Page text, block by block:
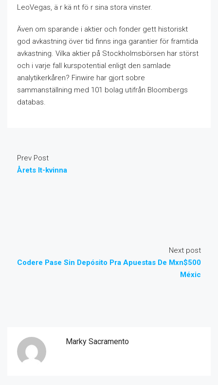
LeoVegas, ä r kä nt fö r sina stora vinster.
Även om sparande i aktier och fonder gett historiskt
god avkastning över tid finns inga garantier för framtida
avkastning. Vilka aktier på Stockholmsbörsen har störst
och i varje fall kurspotential enligt den samlade
analytikerkåren? Finwire har gjort sobre
sammanställning med 101 bolag utifrån Bloombergs
databas.
Prev Post
Årets It-kvinna
Next post
Codere Pase Sin Depósito Pra Apuestas De Mxn$500
Méxic
Marky Sacramento